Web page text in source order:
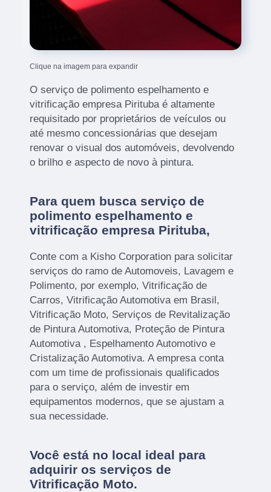
Clique na imagem para expandir
O serviço de polimento espelhamento e
vitrificação empresa Pirituba é altamente
requisitado por proprietários de veículos ou
até mesmo concessionárias que desejam
renovar o visual dos automóveis, devolvendo
o brilho e aspecto de novo à pintura.
Para quem busca serviço de
polimento espelhamento e
vitrificação empresa Pirituba,
Conte com a Kisho Corporation para solicitar
serviços do ramo de Automoveis, Lavagem e
Polimento, por exemplo, Vitrificação de
Carros, Vitrificação Automotiva em Brasil,
Vitrificação Moto, Serviços de Revitalização
de Pintura Automotiva, Proteção de Pintura
Automotiva , Espelhamento Automotivo e
Cristalização Automotiva. A empresa conta
com um time de profissionais qualificados
para o serviço, além de investir em
equipamentos modernos, que se ajustam a
sua necessidade.
Você está no local ideal para
adquirir os serviços de
Vitrificação Moto.